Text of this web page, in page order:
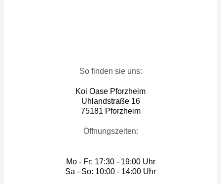
So finden sie uns:
Koi Oase Pforzheim
Uhlandstraße 16
75181 Pforzheim
Öffnungszeiten:
Mo - Fr: 17:30 - 19:00 Uhr
Sa - So: 10:00 - 14:00 Uhr